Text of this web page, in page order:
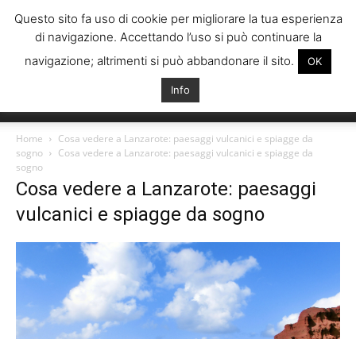
Italiani
Spagna
Home
Cosa vedere a Lanzarote: paesaggi vulcanici e spiagge da
sogno
Cosa vedere a Lanzarote: paesaggi vulcanici e spiagge da
sogno
Cosa vedere a Lanzarote: paesaggi
vulcanici e spiagge da sogno
Questo sito fa uso di cookie per migliorare la tua esperienza
di navigazione. Accettando l’uso si può continuare la
navigazione; altrimenti si può abbandonare il sito.
OK
Info